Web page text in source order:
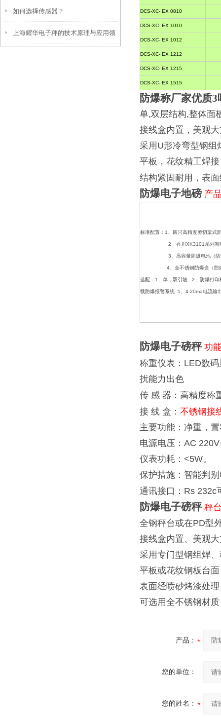
隔爆衡器）正安隔爆称维修
如何选择传感器？
上海耀华电子秤的技术原理与应用领
DCS-XC- EX 0810
DCS-XC- EX 1010
DCS-XC- EX 1012
DCS-XC- EX 1212
DCS-XC- EX 1215
DCS-XC- EX 1515
防爆称厂家优质
单,双层结构,整体面
接线盒内置，美观
采用 U形冷弯型钢组
平板，花纹精工焊
结构紧固耐用，表
防爆电子地磅 产
标准配置： 1 、四只高精度剪切梁式
2 、香川 XK3101 系列智
3 、高容量防爆电池（
4 、全不锈钢防爆盒（防
选配： 1 、单，双引坡 2 、防爆打印
载防爆报警系统 5 4-20ma电流输
防爆电子磅秤 功
称重仪表： LED数码
扰能力出色
传 感 器：高精度称
接 线 盒： 不锈钢接
主要功能：净重，
电源电压： AC
仪表功耗： <5W。
保护措施：智能判
通讯接口： Rs 232c
防爆电子磅秤 秤
全钢秤台或在PD型
接线盒内置、美观
采用专门型钢组焊
平板或花纹钢板台面
表面经喷砂烤漆处
可选用全不锈钢材
产品：
您的单位：
您的姓名：